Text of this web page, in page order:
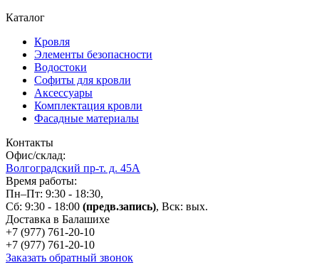
Каталог
Кровля
Элементы безопасности
Водостоки
Софиты для кровли
Аксессуары
Комплектация кровли
Фасадные материалы
Контакты
Офис/склад:
Волгоградский пр-т. д. 45А
Время работы:
Пн–Пт: 9:30 - 18:30,
Сб: 9:30 - 18:00 (предв.запись), Вск: вых.
Доставка в Балашихе
+7 (977) 761-20-10
+7 (977) 761-20-10
Заказать обратный звонок